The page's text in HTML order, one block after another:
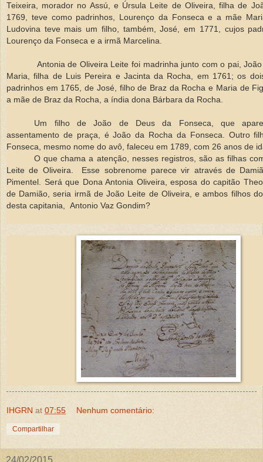
Teixeira, morador no Assú, e Úrsula Leite de Oliveira, filha de
1769, teve como padrinhos, Lourenço da Fonseca e a mãe
Ludovina teve mais um filho, também, José, em 1771, cujos
Lourenço da Fonseca e a irmã Marcelina.
Antonia de Oliveira Leite foi madrinha junto com o pai,
Maria, filha de Luis Pereira e Jacinta da Rocha, em 1761; os
padrinhos em 1765, de José, filho de Braz da Rocha e Maria de
a mãe de Braz da Rocha, a índia dona Bárbara da Rocha.
Um filho de João de Deus da Fonseca, que
assentamento de praça, é João da Rocha da Fonseca. Outro
Fonseca, mesmo nome do avô, faleceu em 1789, com 26 anos de
O que chama a atenção, nesses registros, são as filhas
Leite de Oliveira.
Esse sobrenome parece vir através de
Pimentel. Será que Dona Antonia Oliveira, esposa do capitão
de Damião, seria irmã de João Leite de Oliveira, e ambos filhos
desta capitania,
Antonio Vaz Gondim?
IHGRN at 07:55 Nenhum comentário:
Compartilhar
24/02/2015